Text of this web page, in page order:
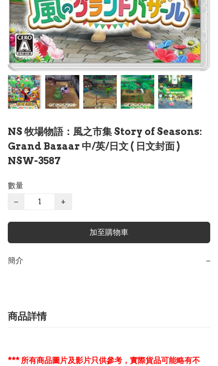
NS 牧場物語：風之市集 Story of Seasons:
Grand Bazaar 中/英/日文 ( 日文封面 )
NSW-3587
數量
−
+
加至購物車
簡介 −
商品詳情
*** 所有商品圖片及影片只供參考，實際貨品可能略有不